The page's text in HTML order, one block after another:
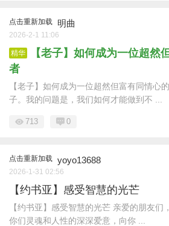
点击重新加载 明曲
2026-2-1 11:06
精华
【老子】如何成为一位超然
者
【老子】如何成为一位超然但富有同情心
子。我的问题是，我们如何才能做到不 ...
713 0
点击重新加载 yoyo13688
2026-1-31 02:56
【约书亚】感受智慧的光芒
【约书亚】感受智慧的光芒 亲爱的朋友
你们灵魂和人性的深深爱意，向你 ...